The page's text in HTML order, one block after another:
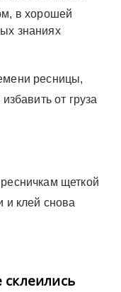
в хорошей
знаниях
ресницы,
от груза
щеткой
и клей снова